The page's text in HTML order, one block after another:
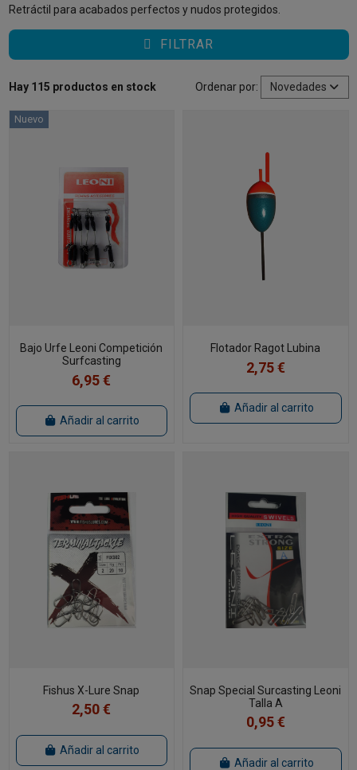
Retráctil para acabados perfectos y nudos protegidos.
FILTRAR
Hay 115 productos en stock Ordenar por: Novedades
Nuevo
Bajo Urfe Leoni Competición
Surfcasting
6,95 €
Añadir al carrito
Flotador Ragot Lubina
2,75 €
Añadir al carrito
Fishus X-Lure Snap
2,50 €
Añadir al carrito
Snap Special Surcasting Leoni
Talla A
0,95 €
Añadir al carrito